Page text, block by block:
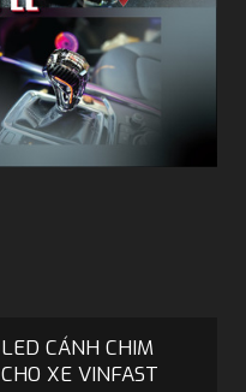
LED CÁNH CHIM
CHO XE VINFAST